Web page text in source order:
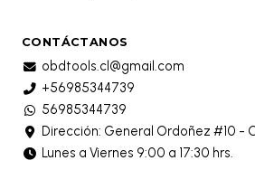
CONTÁCTANOS
obdtools.cl@gmail.com
+56985344739
56985344739
Dirección: General Ordoñez #10 -
Lunes a Viernes 9:00 a 17:30 hrs.